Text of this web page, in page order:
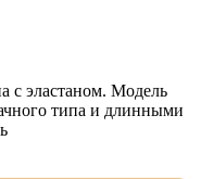
с эластаном. Модель
типа и длинными